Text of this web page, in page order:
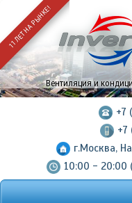
11 ЛЕТ НА РЫНКЕ!
Вентиляция и
+7
+7
г.Москва,
10:00 - 20:00